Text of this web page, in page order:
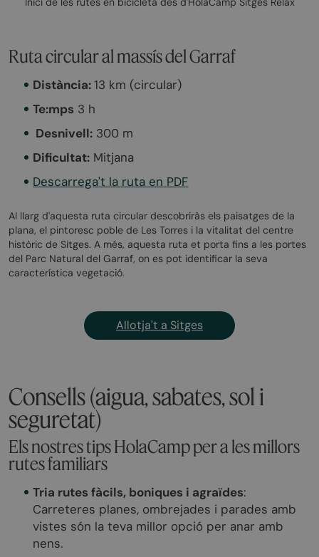
Ruta circular al massís del Garraf
Distància:13 km (circular)
Te:mps 3 h
‍ Desnivell: 300 m ‍
Dificultat: Mitjana
Descarrega't la ruta en PDF
Al llarg d'aquesta ruta circular descobriràs els paisatges de la
plana, el pintoresc poble de Les Torres i la vitalitat del centre
històric de Sitges. A més, aquesta ruta et porta fins a les portes
del Parc Natural del Garraf, on es pot identificar la seva
característica vegetació.
Allotja't a Sitges
Consells (aigua, sabates, sol i
seguretat)
Els nostres tips HolaCamp per a les millors
rutes familiars
Tria rutes fàcils, boniques i agraïdes:
Carreteres planes, ombrejades i parades amb
vistes són la teva millor opció per anar amb
nens.